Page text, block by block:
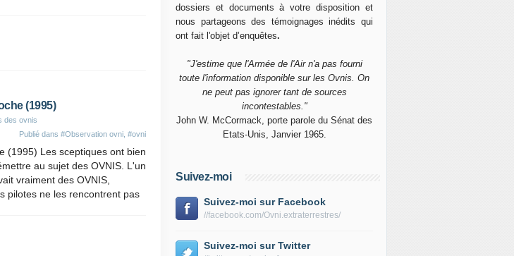
(1995)
des ovnis
Publié dans #Observation ovni #ovni
(1995) Les sceptiques ont bien
au sujet des OVNIS. L'un
vraiment des OVNIS,
pilotes ne les rencontrent pas
dossiers et documents à votre disposition et
nous partageons des témoignages inédits qui
ont fait l'objet d’enquêtes.
"J'estime que l'Armée de l'Air n'a pas fourni
toute l'information disponible sur les Ovnis. On
ne peut pas ignorer tant de sources
incontestables."
John W. McCormack, porte parole du Sénat des
Etats-Unis, Janvier 1965.
Suivez-moi
Suivez-moi sur Facebook
//facebook.com/Ovni.extraterrestres/
Suivez-moi sur Twitter